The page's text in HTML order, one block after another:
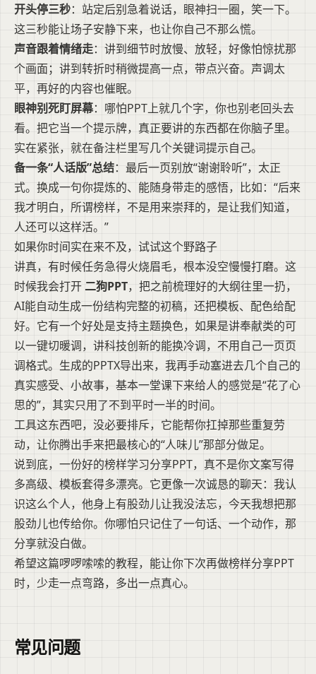
开头停三秒：站定后别急着说话，眼神扫一圈，笑一下。
这三秒能让场子安静下来，也让你自己不那么慌。
声音跟着情绪走：讲到细节时放慢、放轻，好像怕惊扰那
个画面；讲到转折时稍微提高一点，带点兴奋。声调太
平，再好的内容也催眠。
眼神别死盯屏幕：哪怕PPT上就几个字，你也别老回头去
看。把它当一个提示牌，真正要讲的东西都在你脑子里。
实在紧张，就在备注栏里写几个关键词提示自己。
备一条“人话版”总结：最后一页别放“谢谢聆听”，太正
式。换成一句你提炼的、能随身带走的感悟，比如：“后来
我才明白，所谓榜样，不是用来崇拜的，是让我们知道，
人还可以这样活。”
如果你时间实在来不及，试试这个野路子
讲真，有时候任务急得火烧眉毛，根本没空慢慢打磨。这
时候我会打开 二狗PPT，把之前梳理好的大纲往里一扔，
AI能自动生成一份结构完整的初稿，还把模板、配色给配
好。它有一个好处是支持主题换色，如果是讲奉献类的可
以一键切暖调，讲科技创新的能换冷调，不用自己一页页
调格式。生成的PPTX导出来，我再手动塞进去几个自己的
真实感受、小故事，基本一堂课下来给人的感觉是“花了心
思的”，其实只用了不到平时一半的时间。
工具这东西吧，没必要排斥，它能帮你扛掉那些重复劳
动，让你腾出手来把最核心的“人味儿”那部分做足。
说到底，一份好的榜样学习分享PPT，真不是你文案写得
多高级、模板套得多漂亮。它更像一次诚恳的聊天：我认
识这么个人，他身上有股劲儿让我没法忘，今天我想把那
股劲儿也传给你。你哪怕只记住了一句话、一个动作，那
分享就没白做。
希望这篇啰啰嗦嗦的教程，能让你下次再做榜样分享PPT
时，少走一点弯路，多出一点真心。
常见问题